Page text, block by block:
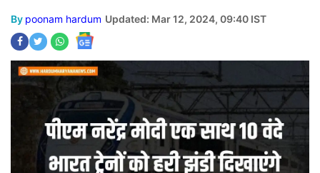
By poonam hardum Updated: Mar 12, 2024, 09:40 IST